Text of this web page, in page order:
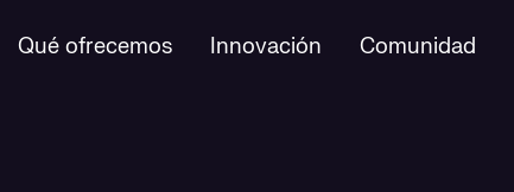
Qué ofrecemos Innovación Comunidad